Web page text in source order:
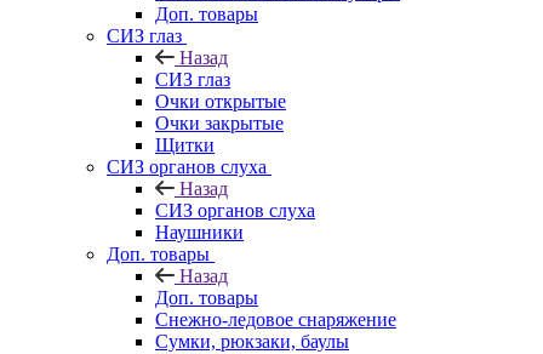
Доп. товары
СИЗ глаз
Назад
СИЗ глаз
Очки открытые
Очки закрытые
Щитки
СИЗ органов слуха
Назад
СИЗ органов слуха
Наушники
Доп. товары
Назад
Доп. товары
Снежно-ледовое снаряжение
Сумки, рюкзаки, баулы